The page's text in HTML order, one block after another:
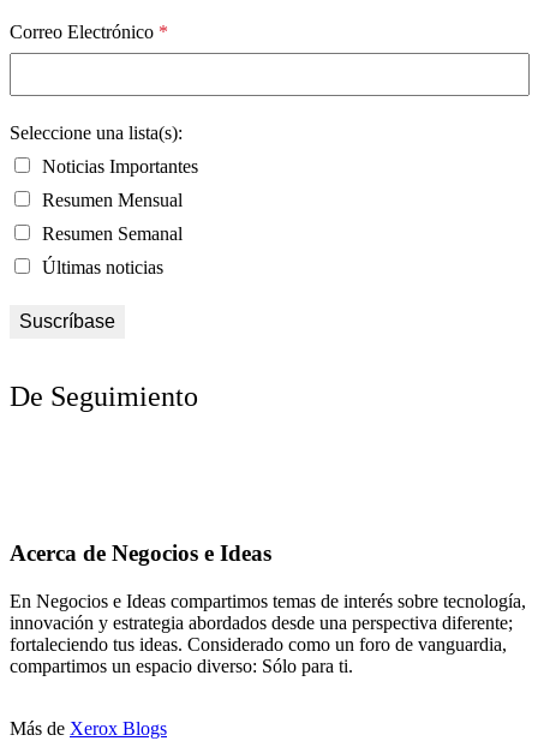
Correo Electrónico *
Seleccione una lista(s):
Noticias Importantes
Resumen Mensual
Resumen Semanal
Últimas noticias
De Seguimiento
Acerca de Negocios e Ideas
En Negocios e Ideas compartimos temas de interés sobre tecnología,
innovación y estrategia abordados desde una perspectiva diferente;
fortaleciendo tus ideas. Considerado como un foro de vanguardia,
compartimos un espacio diverso: Sólo para ti.
Más de Xerox Blogs